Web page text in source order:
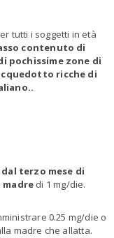
tutti i soggetti in età
contenuto di
pochissime zone di
ricche di
dal terzo mese di
madre di 1 mg/die.
0.25 mg/die o
madre che allatta.